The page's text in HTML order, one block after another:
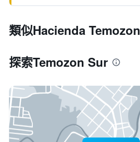
類似Hacienda
探索Temozon Sur